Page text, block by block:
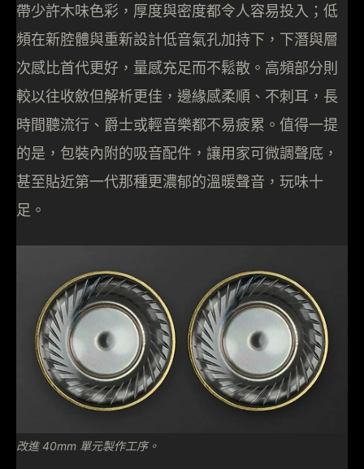
帶少許木味色彩，厚度與密度都令人容易投入；低
頻在新腔體與重新設計低音氣孔加持下，下潛與層
次感比首代更好，量感充足而不鬆散。高頻部分則
較以往收斂但解析更佳，邊緣感柔順、不刺耳，長
時間聽流行、爵士或輕音樂都不易疲累。值得一提
的是，包裝內附的吸音配件，讓用家可微調聲底，
甚至貼近第一代那種更濃郁的溫暖聲音，玩味十
足。​
改進 40mm 單元製作工序。